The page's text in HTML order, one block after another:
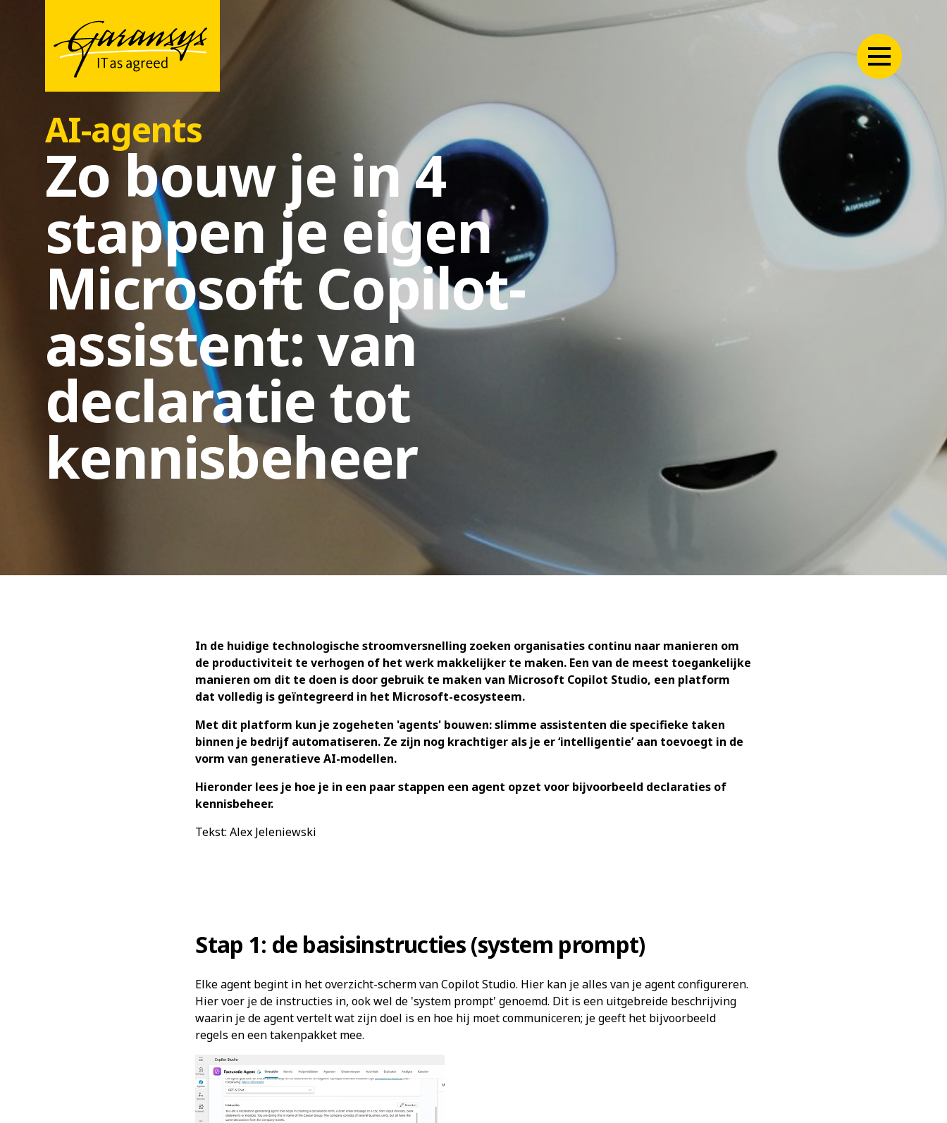
AI-agents
Zo bouw je in 4
stappen je eigen
Microsoft Copilot-
assistent: van
declaratie tot
kennisbeheer
In de huidige technologische stroomversnelling zoeken organisaties continu naar manieren om
de productiviteit te verhogen of het werk makkelijker te maken. Een van de meest toegankelijke
manieren om dit te doen is door gebruik te maken van Microsoft Copilot Studio, een platform
dat volledig is geïntegreerd in het Microsoft-ecosysteem.
Met dit platform kun je zogeheten 'agents' bouwen: slimme assistenten die specifieke taken
binnen je bedrijf automatiseren. Ze zijn nog krachtiger als je er ‘intelligentie’ aan toevoegt in de
vorm van generatieve AI-modellen.
Hieronder lees je hoe je in een paar stappen een agent opzet voor bijvoorbeeld declaraties of
kennisbeheer.
Tekst: Alex Jeleniewski
Stap 1: de basisinstructies (system prompt)
Elke agent begint in het overzicht-scherm van Copilot Studio. Hier kan je alles van je agent configureren.
Hier voer je de instructies in, ook wel de 'system prompt' genoemd. Dit is een uitgebreide beschrijving
waarin je de agent vertelt wat zijn doel is en hoe hij moet communiceren; je geeft het bijvoorbeeld
regels en een takenpakket mee.